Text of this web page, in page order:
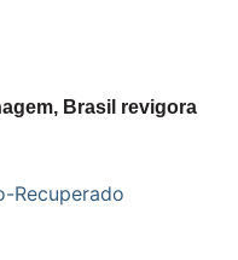
Brasil revigora